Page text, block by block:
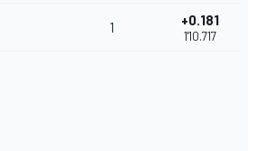
1 +0.181
1'10.717